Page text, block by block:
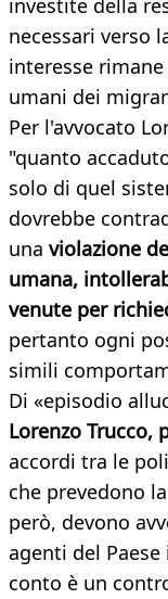
investite della
necessari verso
interesse
umani dei
Per l'avvocato
"quanto
solo di quel
dovrebbe
una violazione
umana,
venute per
pertanto ogni
simili
Di «episodio
Lorenzo Trucco,
accordi tra le
che prevedono
però, devono
agenti del
conto è un